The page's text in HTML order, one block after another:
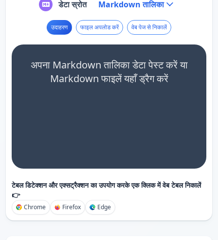
डेटा स्रोत Markdown तालिका
उदाहरण फाइल अपलोड करें वेब पेज से निकालें
अपना Markdown तालिका डेटा पेस्ट करें या
Markdown फाइलें यहाँ ड्रैग करें
टेबल डिटेक्शन और एक्सट्रैक्शन का उपयोग करके एक क्लिक में वेब टेबल निकालें
👉
Chrome Firefox Edge